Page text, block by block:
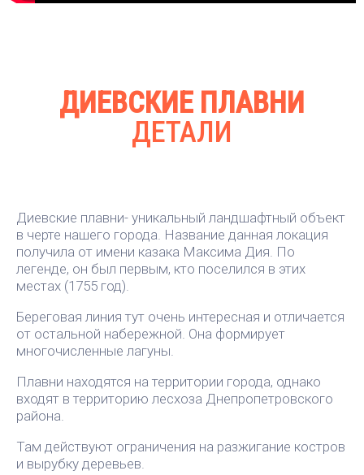
ДИЕВСКИЕ ПЛАВНИ
ДЕТАЛИ
Диевские плавни- уникальный ландшафтный объект
в черте нашего города. Название данная локация
получила от имени казака Максима Дия. По
легенде, он был первым, кто поселился в этих
местах (1755 год).
Береговая линия тут очень интересная и отличается
от остальной набережной. Она формирует
многочисленные лагуны.
Плавни находятся на территории города, однако
входят в территорию лесхоза Днепропетровского
района.
Там действуют ограничения на разжигание костров
и вырубку деревьев.